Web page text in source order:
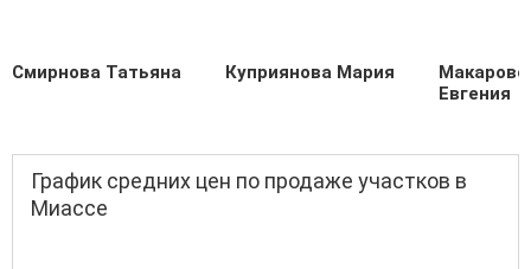
Смирнова Татьяна Куприянова Мария
Евгения
График средних цен по продаже участков в
Миассе